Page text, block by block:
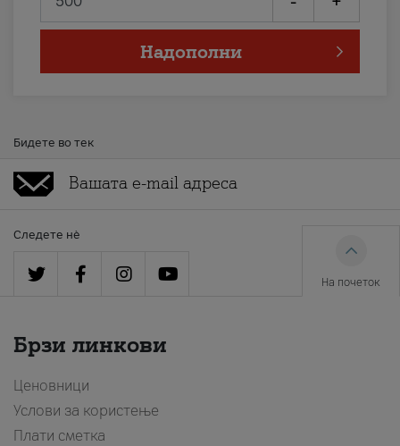
Надополни
Бидете во тек
Следете нè
На почеток
Брзи линкови
Ценовници
Услови за користење
Плати сметка